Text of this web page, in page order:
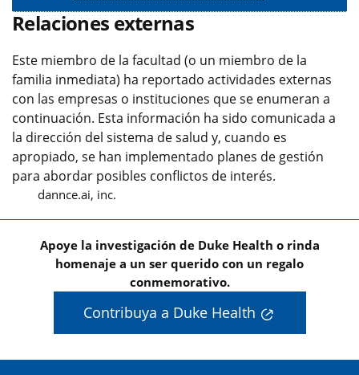
Relaciones externas
Este miembro de la facultad (o un miembro de la
familia inmediata) ha reportado actividades externas
con las empresas o instituciones que se enumeran a
continuación. Esta información ha sido comunicada a
la dirección del sistema de salud y, cuando es
apropiado, se han implementado planes de gestión
para abordar posibles conflictos de interés.
dannce.ai, inc.
Apoye la investigación de Duke Health o rinda
homenaje a un ser querido con un regalo
conmemorativo.
Contribuya a Duke Health